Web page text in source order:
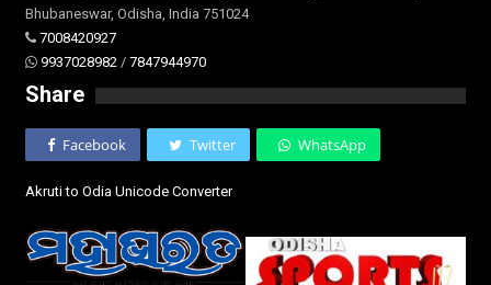
Bhubaneswar, Odisha, India 751024
7008420927
9937028982 / 7847944970
Share
Facebook Twitter WhatsApp
Akruti to Odia Unicode Converter